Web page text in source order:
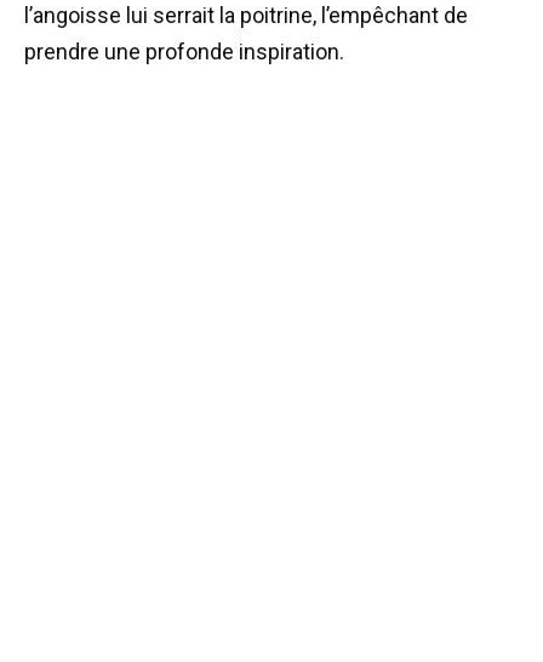
l’angoisse lui serrait la poitrine, l’empêchant de
prendre une profonde inspiration.